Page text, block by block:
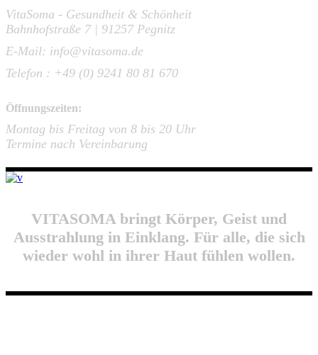
VitaSoma - Gesundheit & Schönheit
Bahnhofstraße 7 | 91257 Pegnitz
E-Mail: info@vitasoma.de
Telefon : +49 (0) 9241 80 81 670
Öffnungszeiten:
Montag bis Freitag von 8 bis 20 Uhr
Termine nach Vereinbarung
VITASOMA bringt Körper, Geist und
Ausstrahlung in Einklang. Für alle, die sich
wieder wohl in ihrer Haut fühlen wollen.